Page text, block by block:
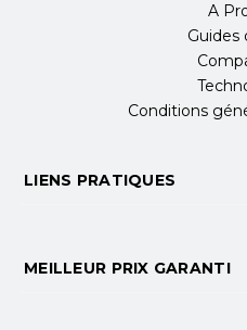
A
Guides
Conditions
LIENS PRATIQUES
MEILLEUR PRIX GARANTI